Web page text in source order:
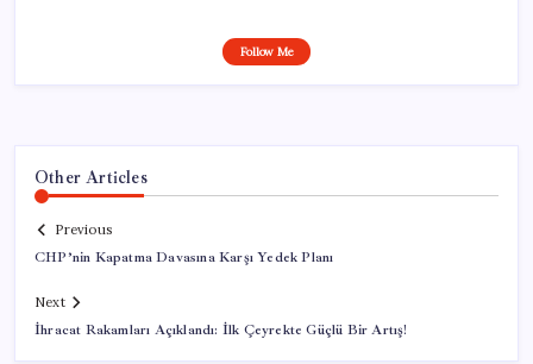
Follow Me
Other Articles
Previous
CHP’nin Kapatma Davasına Karşı Yedek Planı
Next
İhracat Rakamları Açıklandı: İlk Çeyrekte Güçlü Bir Artış!